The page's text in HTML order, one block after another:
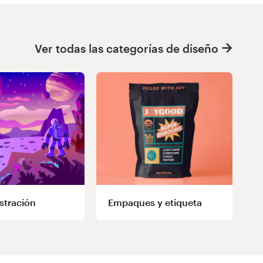
Ver todas las categorías de diseño
Empaques y etiqueta